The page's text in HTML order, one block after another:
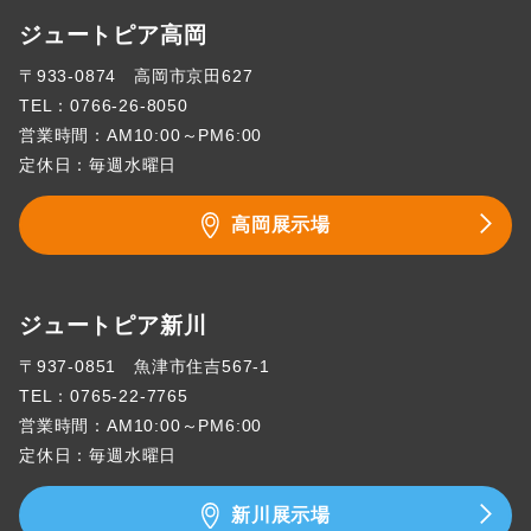
ジュートピア高岡
〒933-0874 高岡市京田627
TEL：0766-26-8050
営業時間：AM10:00～PM6:00
定休日：毎週水曜日
高岡展示場
ジュートピア新川
〒937-0851 魚津市住吉567-1
TEL：0765-22-7765
営業時間：AM10:00～PM6:00
定休日：毎週水曜日
新川展示場